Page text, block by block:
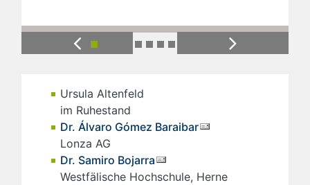
Previous Next
Ursula Altenfeld
im Ruhestand
Dr. Álvaro Gómez Baraibar
Lonza AG
Dr. Samiro Bojarra
Westfälische Hochschule, Herne